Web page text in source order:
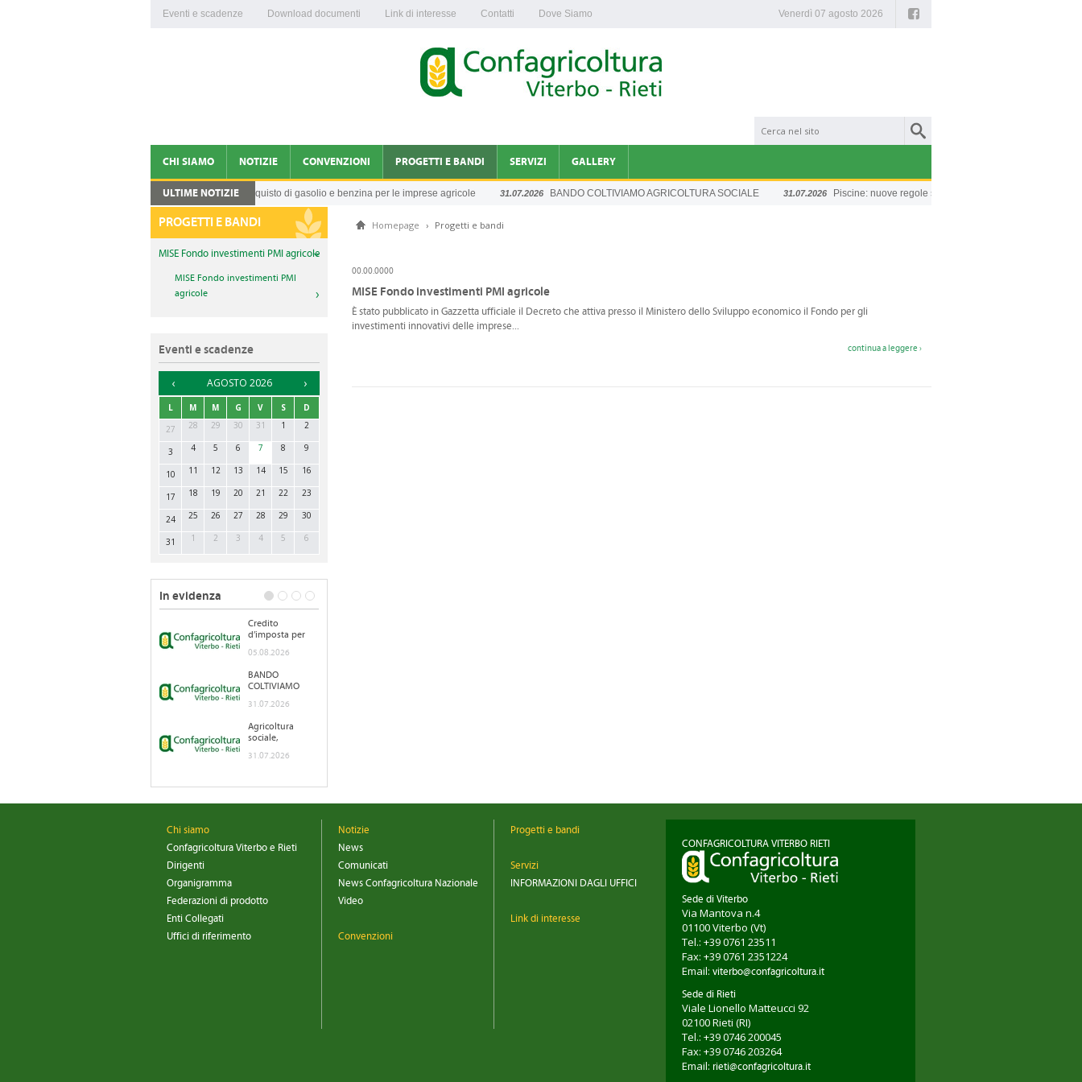
Eventi e scadenze Download documenti Link di interesse Contatti Dove Siamo Facebook
Venerdì 07 agosto 2026
CHI SIAMO
CONFAGRICOLTURA VITERBO E RIETI
DIRIGENTI
FEDERAZIONI DI PRODOTTO
UFFICI DI RIFERIMENTO
NOTIZIE
NEWS
COMUNICATI
NEWS CONFAGRICOLTURA NAZIONALE
CONVENZIONI PROGETTI E BANDI SERVIZI
INFORMAZIONI DAGLI UFFICI
GALLERY
ULTIME NOTIZIE
Credito d’imposta per l'acquisto di gasolio e benzina per le imprese agricole 31.07.2026 BANDO COLTIVIAMO AGRICOLTURA SOCIALE 31.07.2026 Piscine: nuove regole sulla sicurezza
PROGETTI E BANDI
MISE Fondo investimenti PMI agricole
MISE Fondo investimenti PMI
agricole
Eventi e scadenze
AGOSTO 2026 ►
L M M G V S
D
27
28 29 30 31 1 2
3 4 5 6 7 8 9
10 11 12 13 14 15 16
17 18 19 20 21 22 23
24 25 26 27 28 29 30
31 1 2 3 4 5 6
In evidenza
Credito
d’imposta per
gasolio e
imprese agricole
05.08.2026
BANDO
COLTIVIAMO
SOCIALE
31.07.2026
Agricoltura
sociale,
nuovo bando
31.07.2026
Homepage › Progetti e bandi
00.00.0000
MISE Fondo investimenti PMI agricole
È stato pubblicato in Gazzetta ufficiale il Decreto che attiva presso il Ministero dello Sviluppo economico il Fondo per gli
investimenti innovativi delle imprese...
continua a leggere ›
Chi siamo
Confagricoltura Viterbo e Rieti
Dirigenti
Organigramma
Federazioni di prodotto
Enti Collegati
Uffici di riferimento
Notizie
News
Comunicati
News Confagricoltura Nazionale
Video
Convenzioni
Progetti e bandi
Servizi
INFORMAZIONI DAGLI UFFICI
Link di interesse
CONFAGRICOLTURA VITERBO RIETI
Sede di Viterbo
Via Mantova n.4
01100Viterbo (Vt)
Tel.: +39 0761 23511
Fax: +39 0761 2351224
Email:viterbo@confagricoltura.it
Sede di Rieti
Viale Lionello Matteucci 92
02100Rieti(RI)
Tel.: +39 0746 200045
Fax: +39 0746 203264
Email: rieti@confagricoltura.it